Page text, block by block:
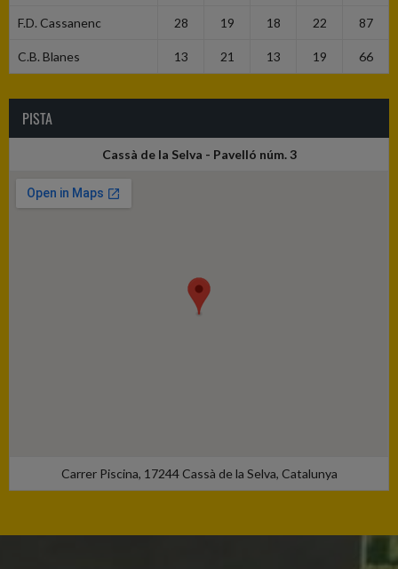
F.D. Cassanenc 28 19 18 22 87
C.B. Blanes 13 21 13 19 66
PISTA
Cassà de la Selva - Pavelló núm. 3
Carrer Piscina, 17244 Cassà de la Selva, Catalunya